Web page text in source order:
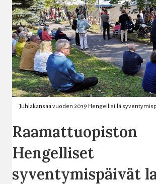
Juhlakansaa vuoden 2019 Hengellisillä
Raamattuopiston
Hengelliset
syventymispäivät